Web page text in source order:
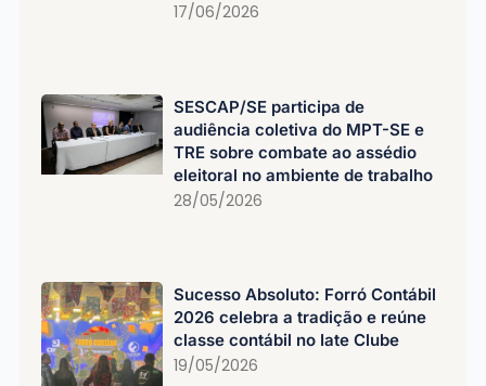
17/06/2026
SESCAP/SE participa de
audiência coletiva do MPT-SE e
TRE sobre combate ao assédio
eleitoral no ambiente de trabalho
28/05/2026
Sucesso Absoluto: Forró Contábil
2026 celebra a tradição e reúne
classe contábil no Iate Clube
19/05/2026